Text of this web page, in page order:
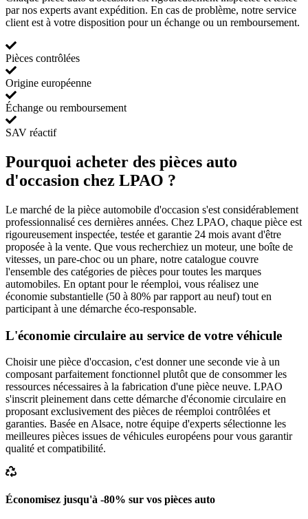
par nos experts avant expédition. En cas de problème, notre service
client est à votre disposition pour un échange ou un remboursement.
Pièces contrôlées
Origine européenne
Échange ou remboursement
SAV réactif
Pourquoi acheter des pièces auto
d'occasion chez LPAO ?
Le marché de la pièce automobile d'occasion s'est considérablement
professionnalisé ces dernières années. Chez LPAO, chaque pièce est
rigoureusement inspectée, testée et garantie 24 mois avant d'être
proposée à la vente. Que vous recherchiez un moteur, une boîte de
vitesses, un pare-choc ou un phare, notre catalogue couvre
l'ensemble des catégories de pièces pour toutes les marques
automobiles. En optant pour le réemploi, vous réalisez une
économie substantielle (50 à 80% par rapport au neuf) tout en
participant à une démarche éco-responsable.
L'économie circulaire au service de votre véhicule
Choisir une pièce d'occasion, c'est donner une seconde vie à un
composant parfaitement fonctionnel plutôt que de consommer les
ressources nécessaires à la fabrication d'une pièce neuve. LPAO
s'inscrit pleinement dans cette démarche d'économie circulaire en
proposant exclusivement des pièces de réemploi contrôlées et
garanties. Basée en Alsace, notre équipe d'experts sélectionne les
meilleures pièces issues de véhicules européens pour vous garantir
qualité et compatibilité.
Économisez jusqu'à -80% sur vos pièces auto